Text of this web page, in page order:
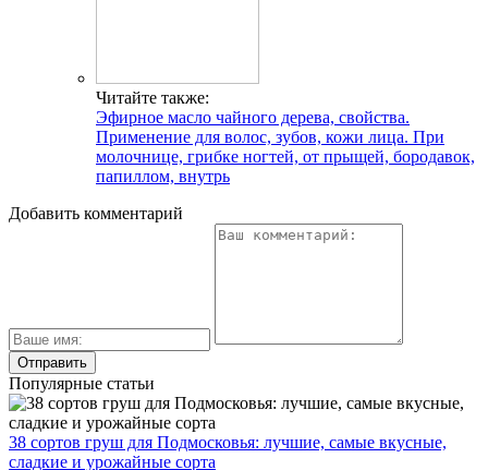
Читайте также:
Эфирное масло чайного дерева, свойства.
Применение для волос, зубов, кожи лица. При
молочнице, грибке ногтей, от прыщей, бородавок,
папиллом, внутрь
Добавить комментарий
Популярные статьи
38 сортов груш для Подмосковья: лучшие, самые вкусные,
сладкие и урожайные сорта